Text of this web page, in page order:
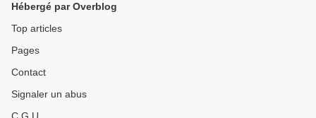
Hébergé par Overblog
Top articles
Pages
Contact
Signaler un abus